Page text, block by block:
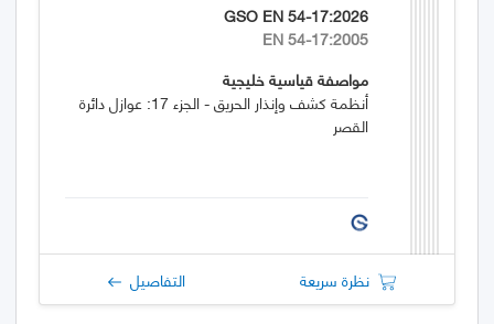
GSO EN 54-17:2026
EN 54-17:2005
مواصفة قياسية خليجية
أنظمة كشف وإنذار الحريق - الجزء 17: عوازل دائرة
القصر
نظرة سريعة التفاصيل